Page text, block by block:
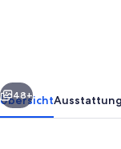
Weiter
48+
ÜbersichtAusstattung